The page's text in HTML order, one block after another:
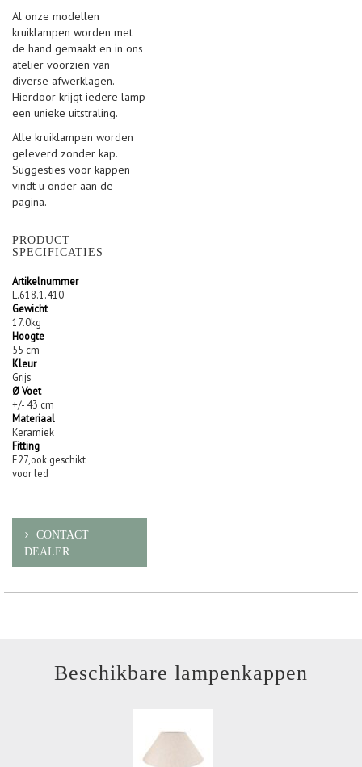
van
de
afbeeldingen-
gallerij
Al onze modellen
kruiklampen worden met
de hand gemaakt en in ons
atelier voorzien van
diverse afwerklagen.
Hierdoor krijgt iedere lamp
een unieke uitstraling.
Alle kruiklampen worden
geleverd zonder kap.
Suggesties voor kappen
vindt u onder aan de
pagina.
PRODUCT
SPECIFICATIES
Artikelnummer
L.618.1.410
Gewicht
17.0kg
Hoogte
55 cm
Kleur
Grijs
Ø Voet
+/- 43 cm
Materiaal
Keramiek
Fitting
E27,ook geschikt
voor led
CONTACT
DEALER
Beschikbare lampenkappen